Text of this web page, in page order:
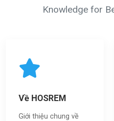
Knowledge for
Về HOSREM
Giới thiệu chung về